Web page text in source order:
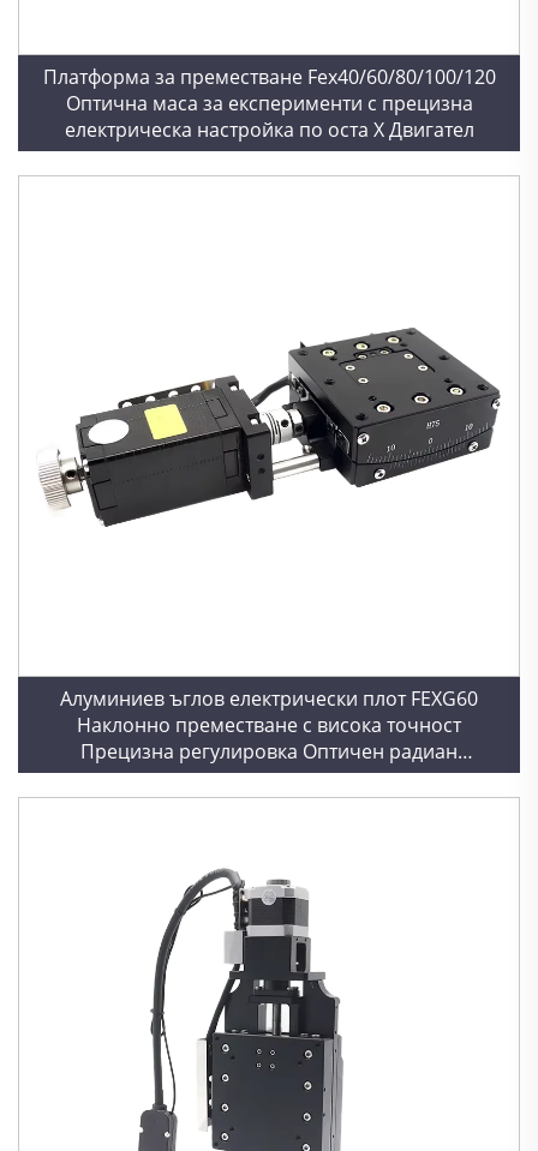
Платформа за преместване Fex40/60/80/100/120
Оптична маса за експерименти с прецизна
електрическа настройка по оста X Двигател
Алуминиев ъглов електрически плот FEXG60
Наклонно преместване с висока точност
Прецизна регулировка Оптичен радиан
Наклонена работна повърхност